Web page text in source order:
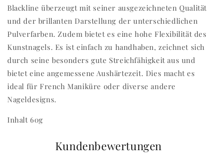
Blackline überzeugt mit seiner ausgezeichneten Qualität
und der brillanten Darstellung der unterschiedlichen
Pulverfarben. Zudem bietet es eine hohe Flexibilität des
Kunstnagels. Es ist einfach zu handhaben, zeichnet sich
durch seine besonders gute Streichfähigkeit aus und
bietet eine angemessene Aushärtezeit. Dies macht es
ideal für French Maniküre oder diverse andere
Nageldesigns.
Inhalt 60g
Kundenbewertungen